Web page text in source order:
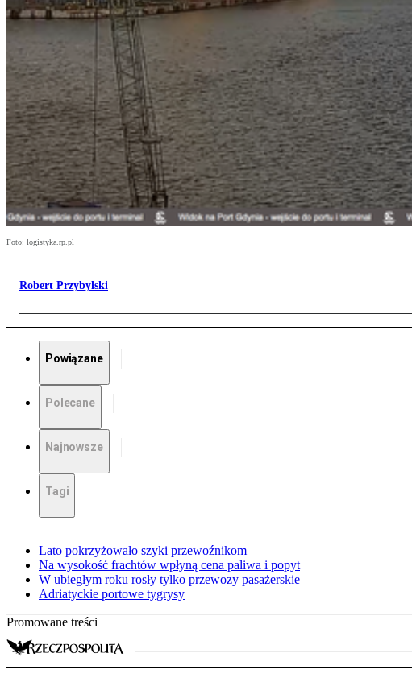
Foto: logistyka.rp.pl
Robert Przybylski
Powiązane
Polecane
Najnowsze
Tagi
Lato pokrzyżowało szyki przewoźnikom
Na wysokość frachtów wpłyną cena paliwa i popyt
W ubiegłym roku rosły tylko przewozy pasażerskie
Adriatyckie portowe tygrysy
Promowane treści